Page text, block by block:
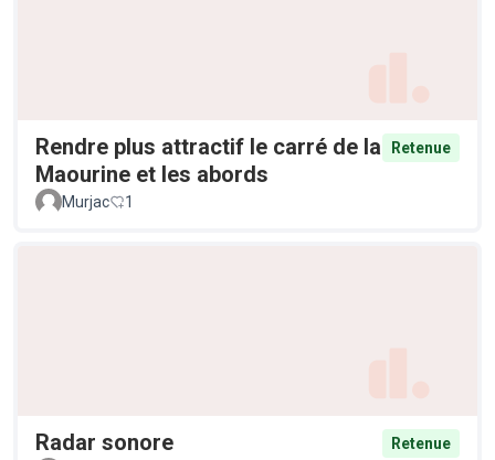
Rendre plus attractif le carré de la
Maourine et les abords
Retenue
Murjac 1
Radar sonore
Retenue